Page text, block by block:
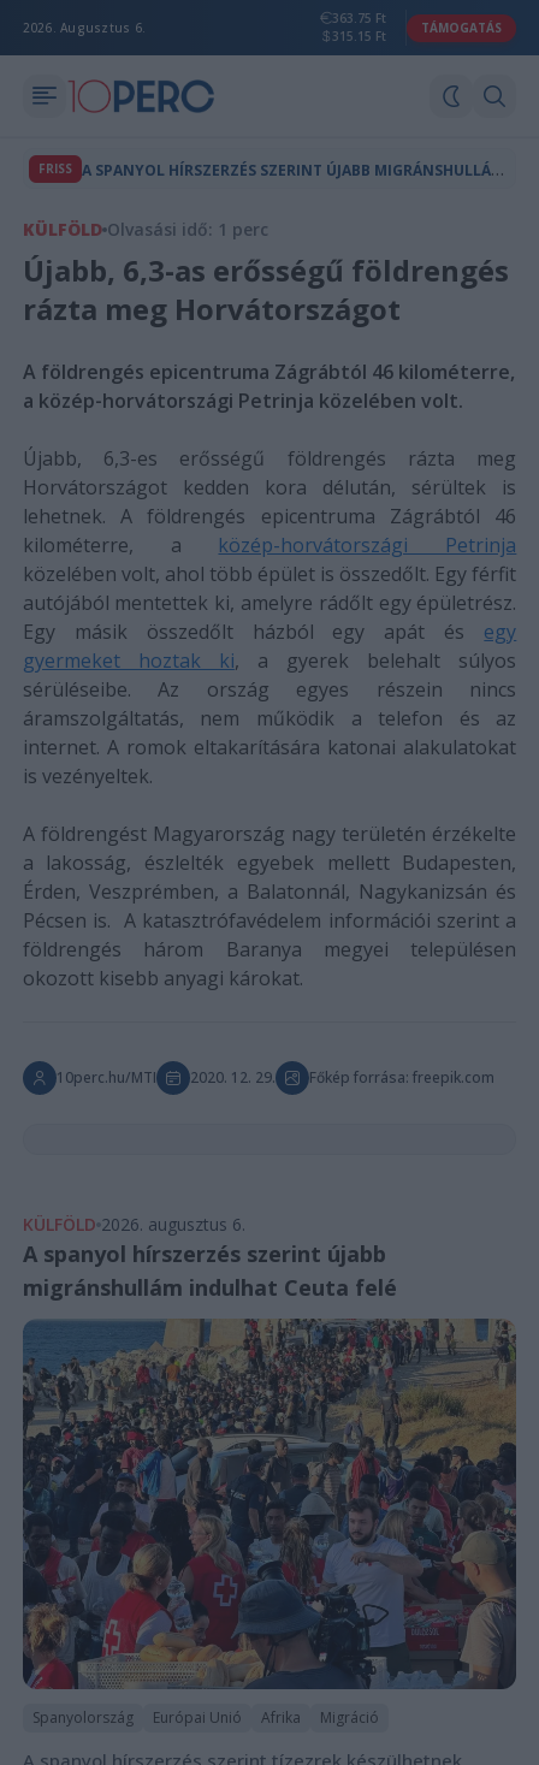
2026. Augusztus 6.
363.75 Ft
315.15 Ft
TÁMOGATÁS
FRISS A
SPANYOL HÍRSZERZÉS SZERINT ÚJABB MIGRÁNSHULLÁM INDULHAT CEUTA FELÉ
KÜLFÖLD Olvasási idő: 1 perc
Újabb, 6,3-as erősségű földrengés
rázta meg Horvátországot
A földrengés epicentruma Zágrábtól 46 kilométerre,
a közép-horvátországi Petrinja közelében volt.
Újabb, 6,3-es erősségű földrengés rázta meg
Horvátországot kedden kora délután, sérültek is
lehetnek. A földrengés epicentruma Zágrábtól 46
kilométerre, a közép-horvátországi Petrinja
közelében volt, ahol több épület is összedőlt. Egy férfit
autójából mentettek ki, amelyre rádőlt egy épületrész.
Egy másik összedőlt házból egy apát és egy
gyermeket hoztak ki, a gyerek belehalt súlyos
sérüléseibe. Az ország egyes részein nincs
áramszolgáltatás, nem működik a telefon és az
internet. A romok eltakarítására katonai alakulatokat
is vezényeltek.
A földrengést Magyarország nagy területén érzékelte
a lakosság, észlelték egyebek mellett Budapesten,
Érden, Veszprémben, a Balatonnál, Nagykanizsán és
Pécsen is. A katasztrófavédelem információi szerint a
földrengés három Baranya megyei településen
okozott kisebb anyagi károkat.
10perc.hu/MTI 2020. 12. 29. Főkép forrása: freepik.com
KÜLFÖLD 2026. augusztus 6.
A spanyol hírszerzés szerint újabb
migránshullám indulhat Ceuta felé
Spanyolország Európai Unió Afrika Migráció
A spanyol hírszerzés szerint tízezrek készülhetnek